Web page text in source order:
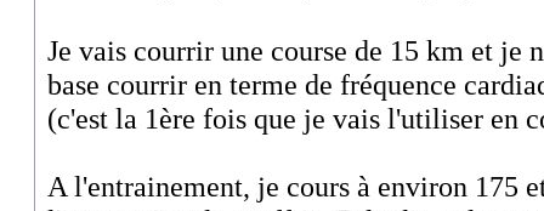
Je vais courrir une course de 15 km et je
base courrir en terme de fréquence
(c'est la 1ère fois que je vais l'utiliser en
A l'entrainement, je cours à environ 175